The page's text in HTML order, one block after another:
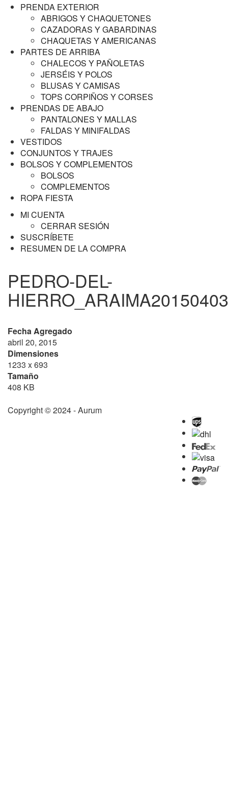
PRENDA EXTERIOR
ABRIGOS Y CHAQUETONES
CAZADORAS Y GABARDINAS
CHAQUETAS Y AMERICANAS
PARTES DE ARRIBA
CHALECOS Y PAÑOLETAS
JERSÉIS Y POLOS
BLUSAS Y CAMISAS
TOPS CORPIÑOS Y CORSES
PRENDAS DE ABAJO
PANTALONES Y MALLAS
FALDAS Y MINIFALDAS
VESTIDOS
CONJUNTOS Y TRAJES
BOLSOS Y COMPLEMENTOS
BOLSOS
COMPLEMENTOS
ROPA FIESTA
MI CUENTA
CERRAR SESIÓN
SUSCRÍBETE
RESUMEN DE LA COMPRA
PEDRO-DEL-
Fecha Agregado
abril 20, 2015
Dimensiones
1233 x 693
Tamaño
408 KB
Copyright © 2024 - Aurum